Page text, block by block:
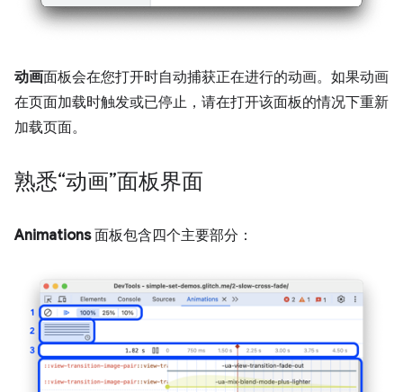
动画面板会在您打开时自动捕获正在进行的动画。如果动画
在页面加载时触发或已停止，请在打开该面板的情况下重新
加载页面。
熟悉“动画”面板界面
Animations面板包含四个主要部分：